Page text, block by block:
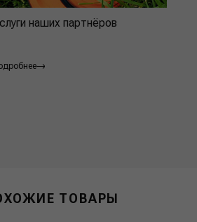
наших партнёров
ТОВАРЫ